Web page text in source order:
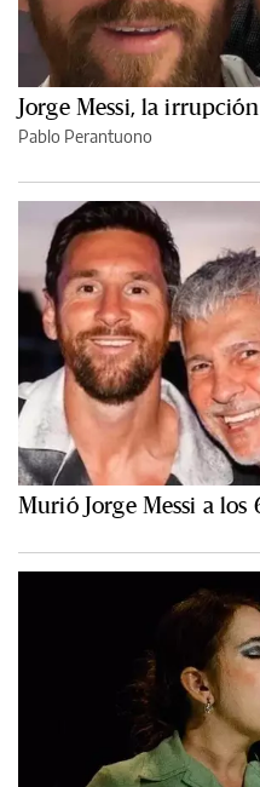
Jorge Messi, la
Pablo Perantuono
Murió Jorge Messi a los